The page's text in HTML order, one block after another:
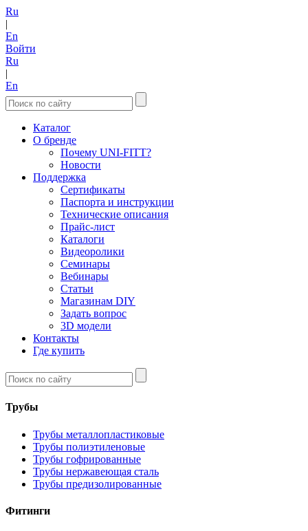
Ru
|
En
Войти
Ru
|
En
Каталог
О бренде
Почему UNI-FITT?
Новости
Поддержка
Сертификаты
Паспорта и инструкции
Технические описания
Прайс-лист
Каталоги
Видеоролики
Семинары
Вебинары
Статьи
Магазинам DIY
Задать вопрос
3D модели
Контакты
Где купить
Трубы
Трубы металлопластиковые
Трубы полиэтиленовые
Трубы гофрированные
Трубы нержавеющая сталь
Трубы предизолированные
Фитинги